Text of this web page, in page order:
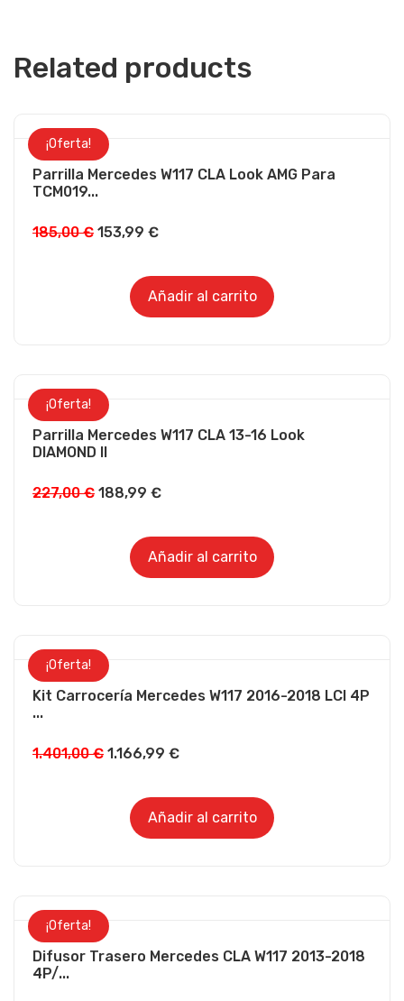
Related products
¡Oferta!
Parrilla Mercedes W117 CLA Look AMG Para
TCM019...
185,00€ 153,99 €
Añadir al carrito
¡Oferta!
Parrilla Mercedes W117 CLA 13-16 Look
DIAMOND II
227,00€ 188,99 €
Añadir al carrito
¡Oferta!
Kit Carrocería Mercedes W117 2016-2018 LCI 4P
...
1.401,00€ 1.166,99 €
Añadir al carrito
¡Oferta!
Difusor Trasero Mercedes CLA W117 2013-2018
4P/...